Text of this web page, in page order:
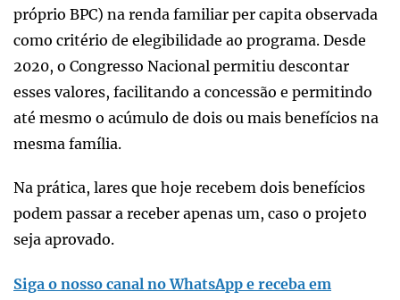
próprio BPC) na renda familiar per capita observada
como critério de elegibilidade ao programa. Desde
2020, o Congresso Nacional permitiu descontar
esses valores, facilitando a concessão e permitindo
até mesmo o acúmulo de dois ou mais benefícios na
mesma família.
Na prática, lares que hoje recebem dois benefícios
podem passar a receber apenas um, caso o projeto
seja aprovado.
Siga o nosso canal no WhatsApp e receba em